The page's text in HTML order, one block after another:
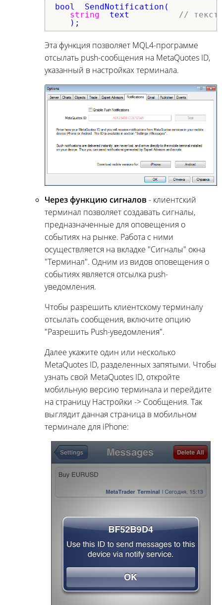
bool  SendNotification(
string text // текст
);
Эта функция позволяет MQL4-программе
отсылать push-сообщения на MetaQuotes ID,
указанный в настройках терминала.
Через функцию сигналов - клиентский
терминал позволяет создавать сигналы,
предназначенные для оповещения о
событиях на рынке. Работа с ними
осуществляется на вкладке "Сигналы" окна
"Терминал". Одним из видов оповещения о
событиях является отсылка push-
уведомления.
Чтобы разрешить клиентскому терминалу
отсылать сообщения, включите опцию
"Разрешить Push-уведомления".
Далее укажите один или несколько
MetaQuotes ID, разделенных запятыми. Чтобы
узнать свой MetaQuotes ID, откройте
мобильную версию терминала и перейдите
на страницу Настройки -> Сообщения. Так
выглядит данная страница в мобильном
терминале для iPhone: